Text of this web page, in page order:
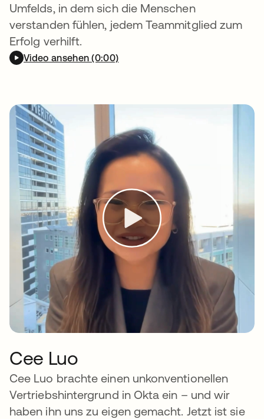
Umfelds, in dem sich die Menschen
verstanden fühlen, jedem Teammitglied zum
Erfolg verhilft.
Video ansehen (0:00)
Cee Luo
Cee Luo brachte einen unkonventionellen
Vertriebshintergrund in Okta ein – und wir
haben ihn uns zu eigen gemacht. Jetzt ist sie